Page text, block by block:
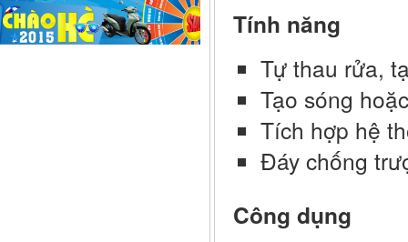
Tính năng
Tự thau rửa,
Tạo sóng
Tích hợp hệ
Đáy chống
Công dụng